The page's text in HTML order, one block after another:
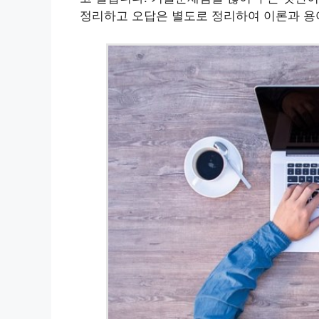
정리하고 오답은 별도로 정리하여 이론과